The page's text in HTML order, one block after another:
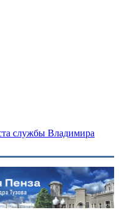
службы Владимира